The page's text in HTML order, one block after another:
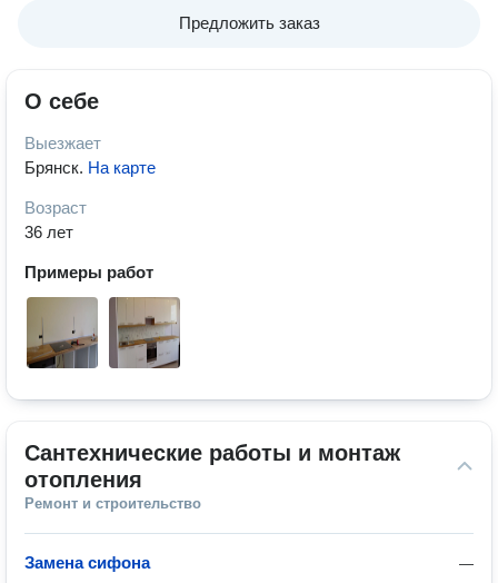
Предложить заказ
О себе
Выезжает
Брянск. На карте
Возраст
36 лет
Примеры работ
Сантехнические работы и монтаж
отопления
Ремонт и строительство
—
Замена сифона